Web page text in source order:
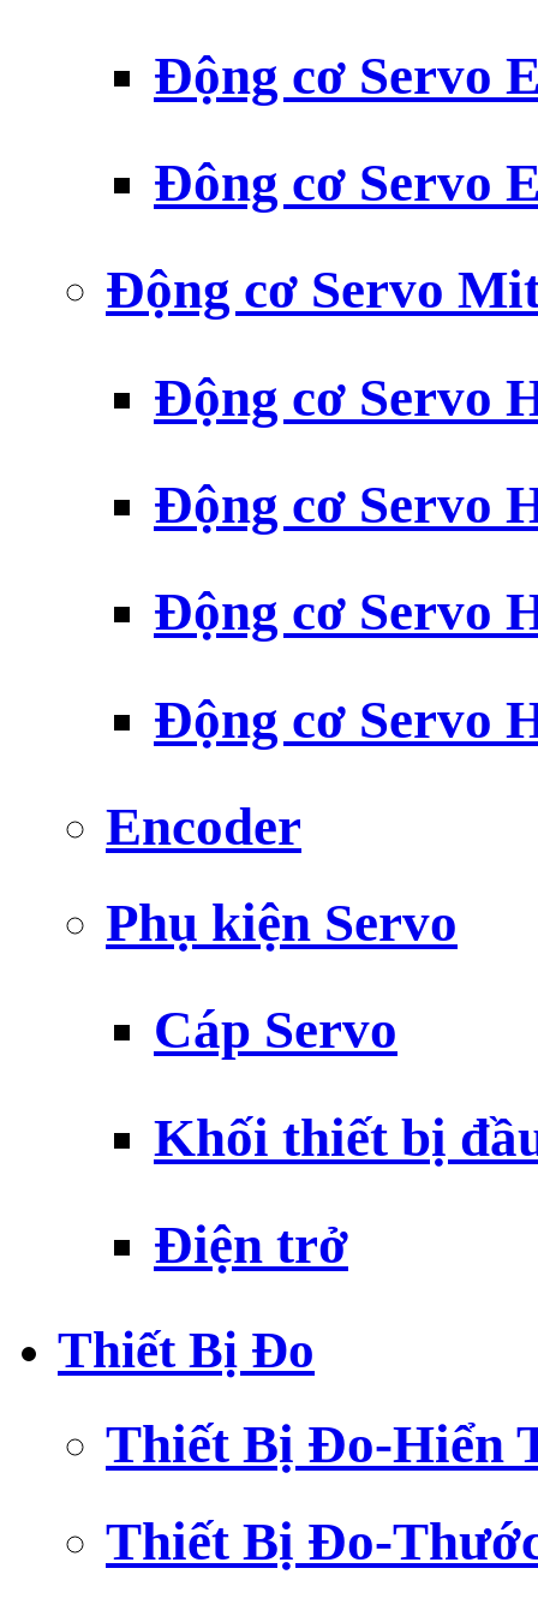
Động cơ Servo
Đông cơ Servo
Động cơ Servo
Động cơ Servo
Động cơ Servo
Động cơ Servo
Động cơ Servo
Encoder
Phụ kiện Servo
Cáp Servo
Khối thiết bị
Điện trở
Thiết Bị Đo
Thiết Bị Đo-Hiển
Thiết Bị Đo-